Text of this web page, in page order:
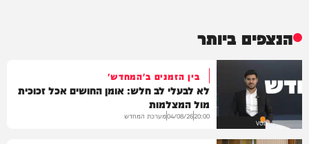
הנצפים ביותר
VOD
בין הזמנים ב'המחדש'
לא לבעלי לב חלש: אומן החושים אכל זכוכית
מול המצלמות
20:00
04/08/26מערכת המחדש